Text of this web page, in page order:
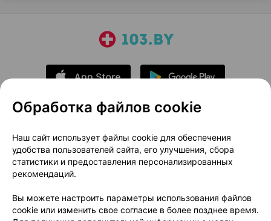
О проекте
Новости проекта
Размещение рекламы
Медицинский маркетинг
Публичный договор
Доставка
Способы оплаты
Вакансии
Партнеры
Обработка файлов cookie
Наш сайт использует файлы cookie для обеспечения
удобства пользователей сайта, его улучшения, сбора
статистики и предоставления персонализированных
рекомендаций.
Вы можете настроить параметры использования файлов
cookie или изменить свое согласие в более позднее время.